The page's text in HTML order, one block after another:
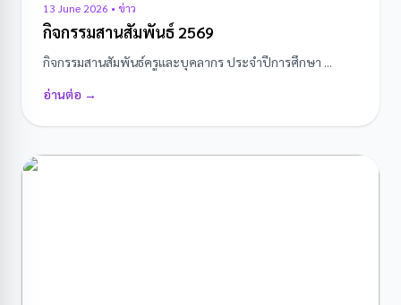
13 June 2026 • ข่าว
กิจกรรมสานสัมพันธ์ 2569
กิจกรรมสานสัมพันธ์ครูและบุคลากร ประจำปีการศึกษา ...
อ่านต่อ →